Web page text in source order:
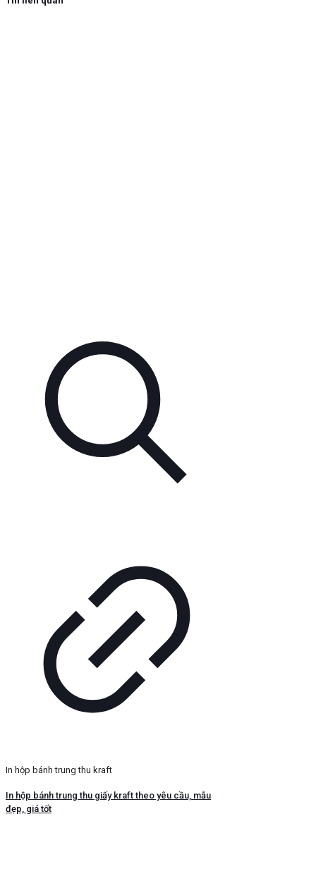
In hộp bánh trung thu kraft
In hộp bánh trung thu giấy kraft theo yêu cầu, mẫu
đẹp, giá tốt